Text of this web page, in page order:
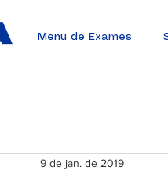
Menu de Exames
9 de jan. de 2019